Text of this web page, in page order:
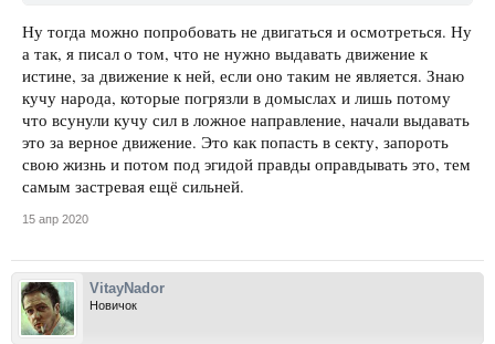
Ну тогда можно попробовать не двигаться и осмотреться. Ну
а так, я писал о том, что не нужно выдавать движение к
истине, за движение к ней, если оно таким не является. Знаю
кучу народа, которые погрязли в домыслах и лишь потому
что всунули кучу сил в ложное направление, начали выдавать
это за верное движение. Это как попасть в секту, запороть
свою жизнь и потом под эгидой правды оправдывать это, тем
самым застревая ещё сильней.
15 апр 2020
VitayNador
Новичок